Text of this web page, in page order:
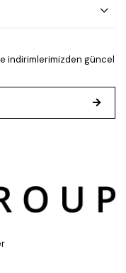
indirimlerimizden güncel